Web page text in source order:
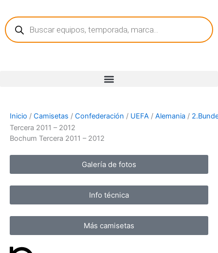
contenido
Búsqueda
de
productos
Inicio / Camisetas / Confederación / UEFA / Alemania /
Tercera 2011 – 2012
Bochum Tercera 2011 – 2012
Galería de fotos
Info técnica
Más camisetas